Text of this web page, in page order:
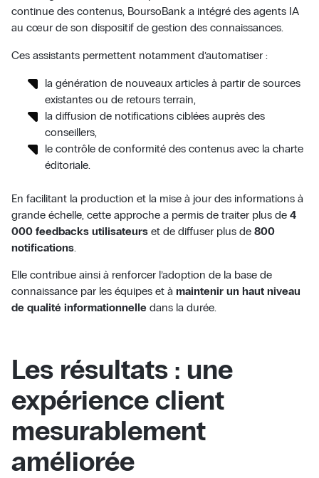
continue des contenus, BoursoBank a intégré des agents IA
au cœur de son dispositif de gestion des connaissances.
Ces assistants permettent notamment d’automatiser :
la génération de nouveaux articles à partir de sources
existantes ou de retours terrain,
la diffusion de notifications ciblées auprès des
conseillers,
le contrôle de conformité des contenus avec la charte
éditoriale.
En facilitant la production et la mise à jour des informations à
grande échelle, cette approche a permis de traiter plus de4
000 feedbacks utilisateurset de diffuser plus de 800
notifications.
Elle contribue ainsi à renforcer l’adoption de la base de
connaissance par les équipes et à maintenir un haut niveau
de qualité informationnelledans la durée.
Les résultats : une
expérience client
mesurablement
améliorée